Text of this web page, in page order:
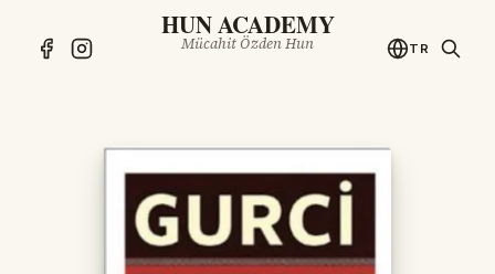
HUN ACADEMY
Mücahit Özden Hun TR